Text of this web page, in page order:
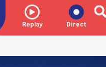
Replay Direct